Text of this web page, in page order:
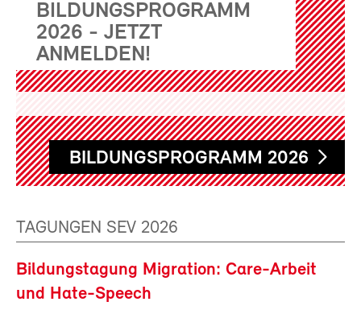
BILDUNGSPROGRAMM
2026 - JETZT
ANMELDEN!
BILDUNGSPROGRAMM 2026
TAGUNGEN SEV 2026
Bildungstagung Migration: Care-Arbeit
und Hate-Speech